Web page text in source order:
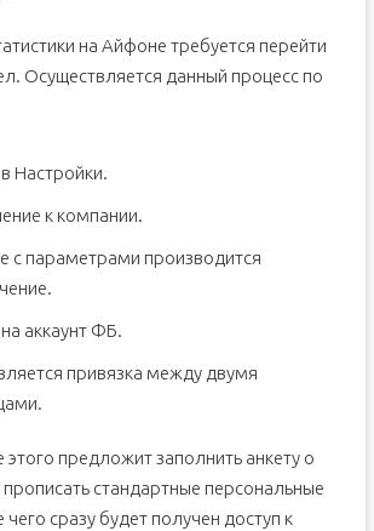
на Айфоне требуется перейти
Осуществляется данный процесс по
Настройки.
к компании.
с параметрами производится
аккаунт ФБ.
привязка между двумя
предложит заполнить анкету о
стандартные персональные
чего сразу будет получен доступ к